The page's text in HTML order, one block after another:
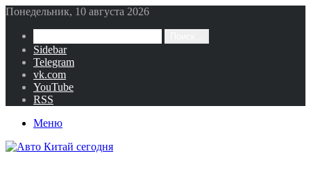
Понедельник, 10 августа 2026
Sidebar
Telegram
vk.com
YouTube
RSS
Меню